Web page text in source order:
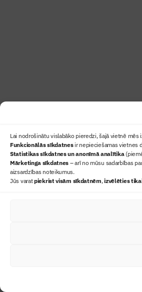
Lai nodrošinātu vislabāko pieredzi, šajā vietnē
Funkcionālās sīkdatnesir nepieciešamas vietnes
Statistikas sīkdatnes un anonīmā analītika
Mārketinga sīkdatnes – arī no mūsu sadarbības
aizsardzības noteikumus.
Jūs varatpiekrist visām sīkdatnēm,izvēlēties